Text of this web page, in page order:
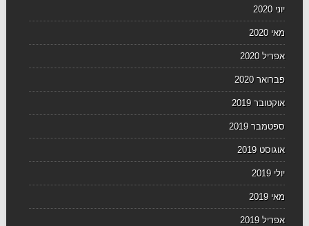
יוני 2020
מאי 2020
אפריל 2020
פברואר 2020
אוקטובר 2019
ספטמבר 2019
אוגוסט 2019
יולי 2019
מאי 2019
אפריל 2019